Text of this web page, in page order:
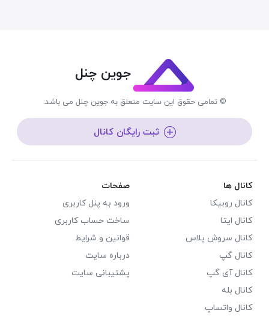
جوین چنل
© تمامی حقوق این سایت متعلق به جوین چنل می باشد.
ثبت رایگان کانال
کانال ها
کانال روبیکا
کانال ایتا
کانال سروش پلاس
کانال گپ
کانال آی گپ
کانال بله
کانال واتساپ
صفحات
ورود به پنل کاربری
ساخت حساب کاربری
قوانین و شرایط
درباره سایت
پشتیبانی سایت